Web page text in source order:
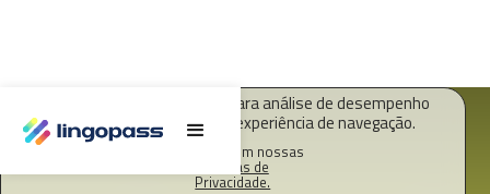
O Lingopass utiliza cookies para análise de desempenho
deste site e melhorar sua experiência de navegação.
Saiba mais em nossas
Políticas de
Privacidade.